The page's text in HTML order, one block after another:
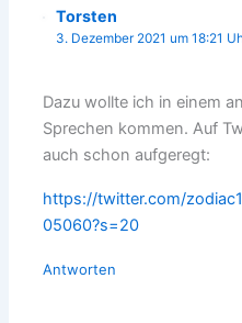
Torsten
3. Dezember 2021 um 18:21
Dazu wollte ich in einem
Sprechen kommen. Auf
auch schon aufgeregt:
https://twitter.com/
05060?s=20
Antworten